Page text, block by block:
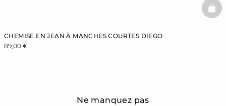
CHEMISE EN JEAN À MANCHES COURTES DIEGO
89,00 €
Ne manquez pas